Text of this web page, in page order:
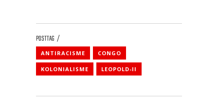
POSTTAG
ANTIRACISME CONGO
KOLONIALISME LEOPOLD-II